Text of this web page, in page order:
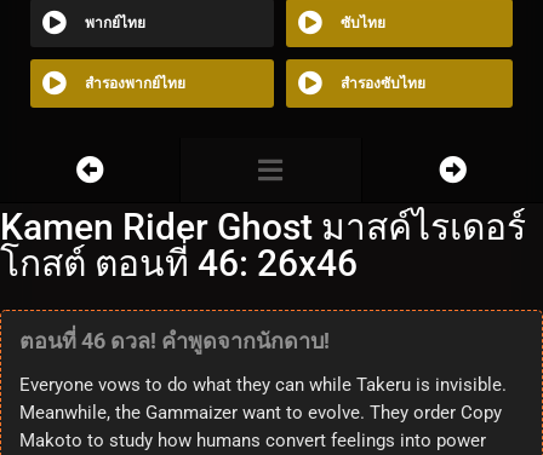
พากย์ไทย ซับไทย
สำรองพากย์ไทย สำรองซับไทย
Kamen Rider Ghost มาสค์ไรเดอร์
โกสต์ ตอนที่ 46: 26x46
ตอนที่ 46 ดวล! คำพูดจากนักดาบ!
Everyone vows to do what they can while Takeru is invisible.
Meanwhile, the Gammaizer want to evolve. They order Copy
Makoto to study how humans convert feelings into power